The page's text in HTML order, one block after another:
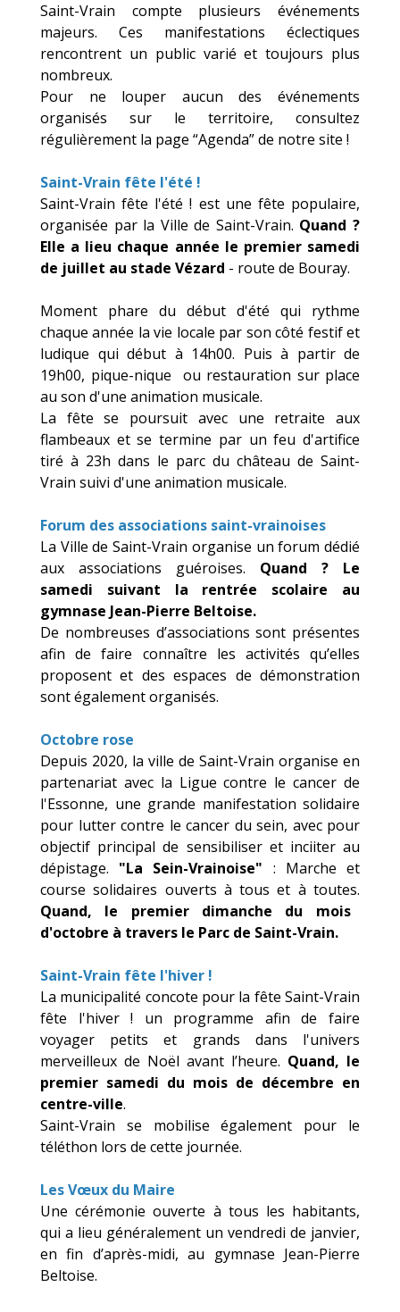
Saint-Vrain compte plusieurs événements
majeurs. Ces manifestations éclectiques
rencontrent un public varié et toujours plus
nombreux.
Pour ne louper aucun des événements
organisés sur le territoire, consultez
régulièrement la page “Agenda” de notre site !
Saint-Vrain fête l'été !
Saint-Vrain fête l'été ! est une fête populaire,
organisée par la Ville de Saint-Vrain. Quand ?
Elle a lieu chaque année le premier samedi
de juillet au stade Vézard - route de Bouray.
Moment phare du début d'été qui rythme
chaque année la vie locale par son côté festif et
ludique qui début à 14h00. Puis à partir de
19h00, pique-nique ou restauration sur place
au son d'une animation musicale.
La fête se poursuit avec une retraite aux
flambeaux et se termine par un feu d'artifice
tiré à 23h dans le parc du château de Saint-
Vrain suivi d'une animation musicale.
Forum des associations saint-vrainoises
La Ville de Saint-Vrain organise un forum dédié
aux associations guéroises. Quand ? Le
samedi suivant la rentrée scolaire au
gymnase Jean-Pierre Beltoise.
De nombreuses d’associations sont présentes
afin de faire connaître les activités qu’elles
proposent et des espaces de démonstration
sont également organisés.
Octobre rose
Depuis 2020, la ville de Saint-Vrain organise en
partenariat avec la Ligue contre le cancer de
l'Essonne, une grande manifestation solidaire
pour lutter contre le cancer du sein, avec pour
objectif principal de sensibiliser et inciiter au
dépistage. "La Sein-Vrainoise" : Marche et
course solidaires ouverts à tous et à toutes.
Quand, le premier dimanche du mois
d'octobre à travers le Parc de Saint-Vrain.
Saint-Vrain fête l'hiver !
La municipalité concote pour la fête Saint-Vrain
fête l'hiver ! un programme afin de faire
voyager petits et grands dans l'univers
merveilleux de Noël avant l’heure. Quand, le
premier samedi du mois de décembre en
centre-ville.
Saint-Vrain se mobilise également pour le
téléthon lors de cette journée.
Les Vœux du Maire
Une cérémonie ouverte à tous les habitants,
qui a lieu généralement un vendredi de janvier,
en fin d’après-midi, au gymnase Jean-Pierre
Beltoise.